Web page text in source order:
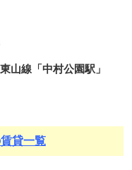
山線「中村公園駅」
貸一覧